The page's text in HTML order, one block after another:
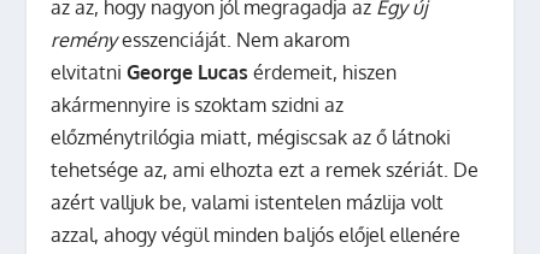
az az, hogy nagyon jól megragadja az Egy új
reményesszenciáját. Nem akarom
elvitatniGeorge Lucas érdemeit, hiszen
akármennyire is szoktam szidni az
előzménytrilógia miatt, mégiscsak az ő látnoki
tehetsége az, ami elhozta ezt a remek szériát. De
azért valljuk be, valami istentelen mázlija volt
azzal, ahogy végül minden baljós előjel ellenére